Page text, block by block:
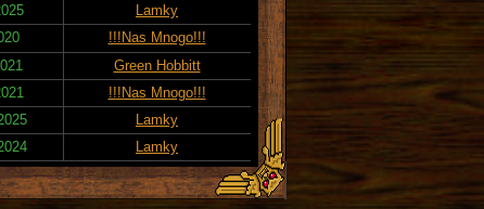
Lamky
!!!Nas Mnogo!!!
Green Hobbitt
!!!Nas Mnogo!!!
Lamky
Lamky